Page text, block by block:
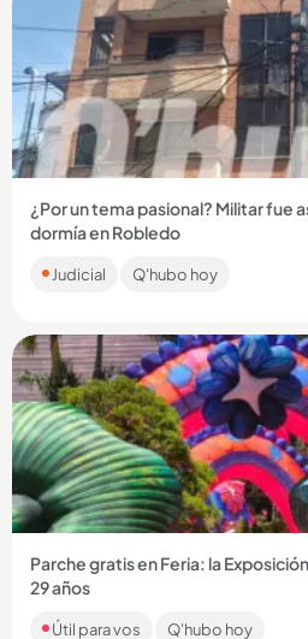
¿Por un tema pasional? Militar fue
dormía en Robledo
La víctima, César Augusto
del Ejército. Fue sorprendido
Judicial Q'hubo hoy
Compartir
Parche gratis en Feria: la
29 años
Sandiego tendrá actividades
Útil para vos Q'hubo hoy